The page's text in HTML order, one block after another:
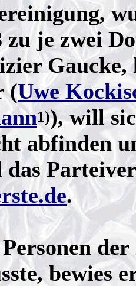
zu je zwei
Gaucke,
(Uwe
1)), will
abfinden
.
bewies